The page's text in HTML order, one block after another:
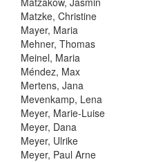
Matzke, Christine
Mayer, Maria
Mehner, Thomas
Meinel, Maria
Méndez, Max
Mertens, Jana
Mevenkamp, Lena
Meyer, Marie-Luise
Meyer, Dana
Meyer, Ulrike
Meyer, Paul Arne